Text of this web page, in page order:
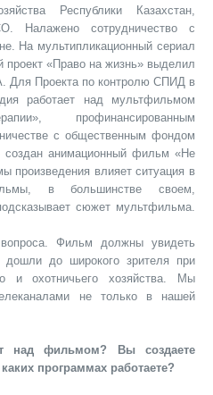
Республики Казахстан,
Налажено сотрудничество с
На мультипликационный сериал
проект «Право на жизнь» выделил
Для Проекта по контролю СПИД в
работает над мультфильмом
профинансированным
с общественным фондом
создан анимационный фильм «Не
произведения влияет ситуация в
в большинстве своем,
сюжет мультфильма.
Фильм должны увидеть
до широкого зрителя при
и охотничьего хозяйства. Мы
не только в нашей
над фильмом? Вы создаете
программах работаете?